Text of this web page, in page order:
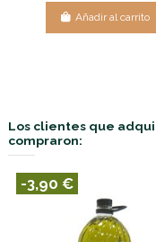
Añadir al carrito
Los clientes que
compraron:
-3,90 €